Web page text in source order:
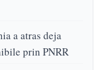
a atras deja
prin PNRR